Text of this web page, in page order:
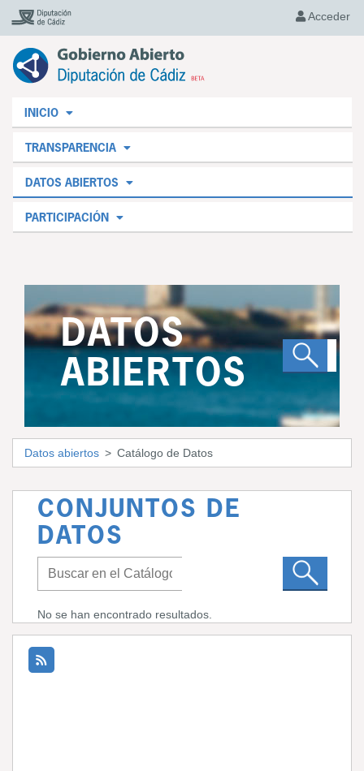
Acceder
INICIO
TRANSPARENCIA
DATOS ABIERTOS
PARTICIPACIÓN
DATOS
ABIERTOS
Datos abiertos Catálogo de Datos
CONJUNTOS DE
DATOS
No se han encontrado resultados.